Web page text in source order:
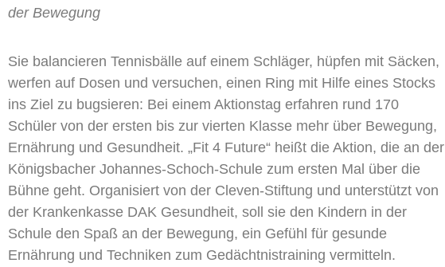
der Bewegung
Sie balancieren Tennisbälle auf einem Schläger, hüpfen mit Säcken,
werfen auf Dosen und versuchen, einen Ring mit Hilfe eines Stocks
ins Ziel zu bugsieren: Bei einem Aktionstag erfahren rund 170
Schüler von der ersten bis zur vierten Klasse mehr über Bewegung,
Ernährung und Gesundheit. „Fit 4 Future“ heißt die Aktion, die an der
Königsbacher Johannes-Schoch-Schule zum ersten Mal über die
Bühne geht. Organisiert von der Cleven-Stiftung und unterstützt von
der Krankenkasse DAK Gesundheit, soll sie den Kindern in der
Schule den Spaß an der Bewegung, ein Gefühl für gesunde
Ernährung und Techniken zum Gedächtnistraining vermitteln.